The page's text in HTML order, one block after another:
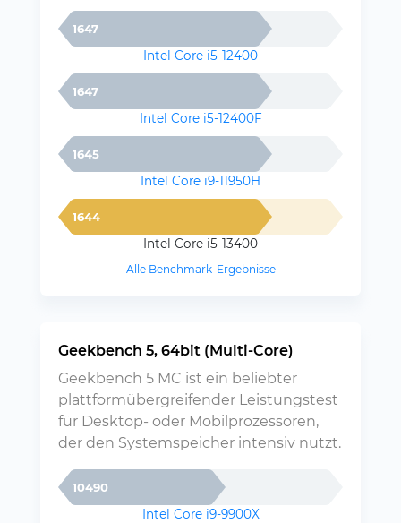
1647
Intel Core i5-12400
1647
Intel Core i5-12400F
1645
Intel Core i9-11950H
1644
Intel Core i5-13400
Alle Benchmark-Ergebnisse
Geekbench 5, 64bit (Multi-Core)
Geekbench 5 MC ist ein beliebter
plattformübergreifender Leistungstest
für Desktop- oder Mobilprozessoren,
der den Systemspeicher intensiv nutzt.
10490
Intel Core i9-9900X